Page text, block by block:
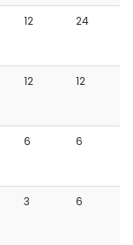
12 24
12 12
6 6
3 6